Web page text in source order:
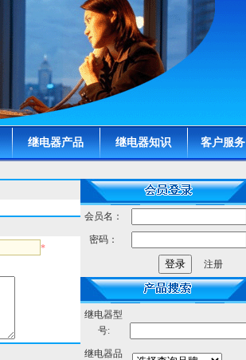
继电器产品 继电器知识 客户服务
*
会员名：
密码：
注册
继电器型
号:
继电器品